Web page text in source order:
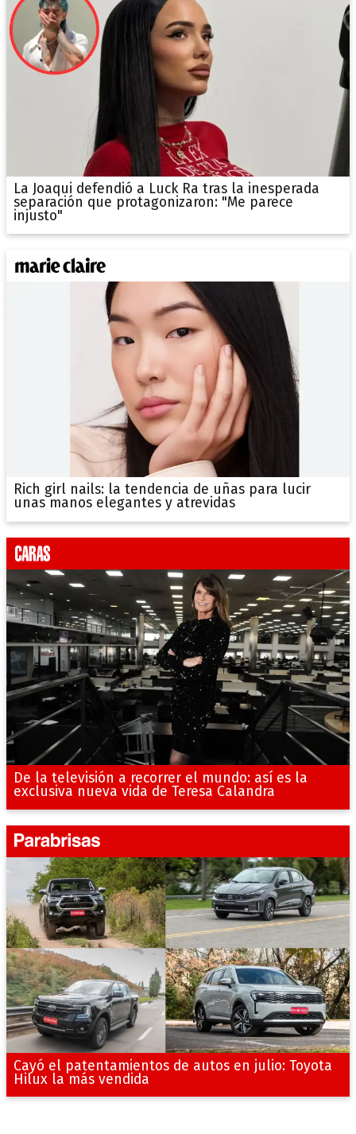
La Joaqui defendió a Luck Ra tras la inesperada
separación que protagonizaron: "Me parece
injusto"
Rich girl nails: la tendencia de uñas para lucir
unas manos elegantes y atrevidas
De la televisión a recorrer el mundo: así es la
exclusiva nueva vida de Teresa Calandra
Cayó el patentamientos de autos en julio: Toyota
Hilux la más vendida